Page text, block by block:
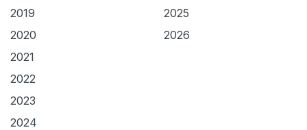
2019
2020
2021
2022
2023
2024
2025
2026